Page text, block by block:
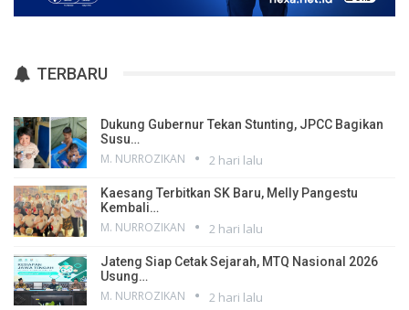
TERBARU
Dukung Gubernur Tekan Stunting, JPCC Bagikan
Susu…
M. NURROZIKAN 2 hari lalu
Kaesang Terbitkan SK Baru, Melly Pangestu
Kembali…
M. NURROZIKAN 2 hari lalu
Jateng Siap Cetak Sejarah, MTQ Nasional 2026
Usung…
M. NURROZIKAN 2 hari lalu